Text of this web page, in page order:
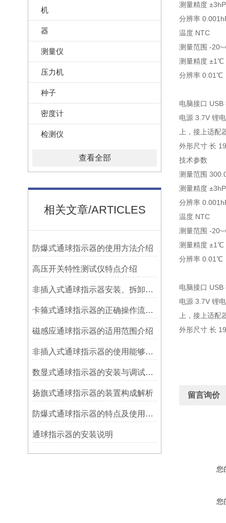
机
器
测量仪
压力机
种子
密度计
检测仪
查看全部
相关文章/ARTICLES
防爆式通球指示器的使用方法介绍
高压开关特性测试仪特点介绍
非插入式通球指示器安装、拆卸灵活方便
卡箍式通球指示器的正确操作流程介绍
磁感应通球指示器的适用范围介绍
非插入式通球指示器的使用能够满足各类管道的要求
数显式通球指示器的安装与调试技巧
扬旗式通球指示器的装置构成解析
防爆式通球指示器的特点及使用方法
​通球指示器的安装说明
测量精度
分辨率
温度 NTC
测量范围 -
测量精度 ±1℃
分辨率 0.01℃
电脑接口 USB
电源 3.7V 锂
上，接上适配
外形尺寸 长
技术参数
测量范围
测量精度
分辨率
温度 NTC
测量范围 -
测量精度 ±1℃
分辨率 0.01℃
电脑接口 USB
电源 3.7V 锂
上，接上适配
外形尺寸 长
留言询价
您
您